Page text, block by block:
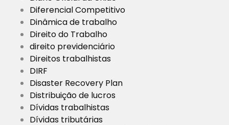
Diferencial Competitivo
Dinâmica de trabalho
Direito do Trabalho
direito previdenciário
Direitos trabalhistas
DIRF
Disaster Recovery Plan
Distribuição de lucros
Dívidas trabalhistas
Dívidas tributárias